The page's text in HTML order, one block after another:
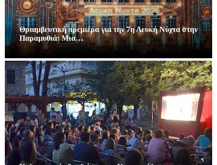
Θριαμβευτική πρεμιέρα για την 7η Λευκή Νύχτα στην
Παραμυθιά: Μια…